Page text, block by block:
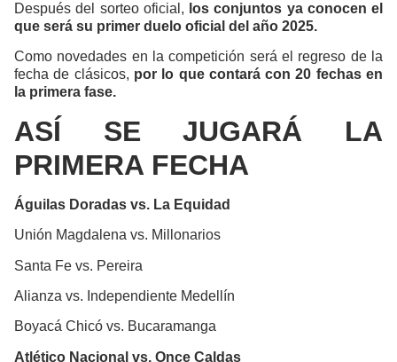
Después del sorteo oficial, los conjuntos ya conocen el
que será su primer duelo oficial del año 2025.
Como novedades en la competición será el regreso de la
fecha de clásicos, por lo que contará con 20 fechas en
la primera fase.
ASÍ SE JUGARÁ LA
PRIMERA FECHA
Águilas Doradas vs. La Equidad
Unión Magdalena vs. Millonarios
Santa Fe vs. Pereira
Alianza vs. Independiente Medellín
Boyacá Chicó vs. Bucaramanga
Atlético Nacional vs. Once Caldas